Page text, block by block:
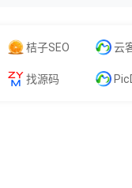
桔子SEO 云
找源码 PicDoc-AI文本